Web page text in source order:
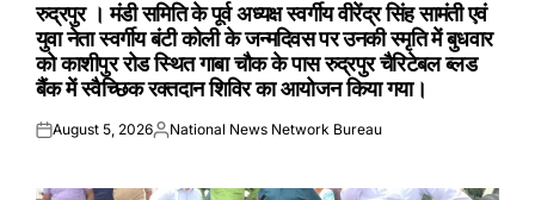
रुद्रपुर । मंडी समिति के पूर्व अध्यक्ष स्वर्गीय वीरेंद्र सिंह सामंती एवं
युवा नेता स्वर्गीय बंटी कोली के जन्मदिवस पर उनकी स्मृति में बुधवार
को काशीपुर रोड स्थित गाबा चौक के पास रुद्रपुर चैरिटेबल ब्लड
बैंक में स्वैच्छिक रक्तदान शिविर का आयोजन किया गया।
Posted
August 5, 2026Posted
National News Network Bureau